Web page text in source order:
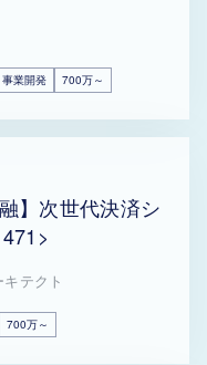
業開発 700万～
】次世代決済シ
テクト
700万～